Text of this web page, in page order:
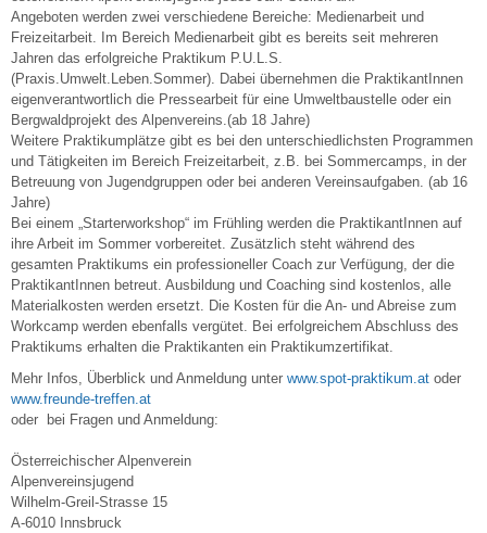
Angeboten werden zwei verschiedene Bereiche: Medienarbeit und
Freizeitarbeit. Im Bereich Medienarbeit gibt es bereits seit mehreren
Jahren das erfolgreiche Praktikum P.U.L.S.
(Praxis.Umwelt.Leben.Sommer). Dabei übernehmen die PraktikantInnen
eigenverantwortlich die Pressearbeit für eine Umweltbaustelle oder ein
Bergwaldprojekt des Alpenvereins.(ab 18 Jahre)
Weitere Praktikumplätze gibt es bei den unterschiedlichsten Programmen
und Tätigkeiten im Bereich Freizeitarbeit, z.B. bei Sommercamps, in der
Betreuung von Jugendgruppen oder bei anderen Vereinsaufgaben. (ab 16
Jahre)
Bei einem „Starterworkshop“ im Frühling werden die PraktikantInnen auf
ihre Arbeit im Sommer vorbereitet. Zusätzlich steht während des
gesamten Praktikums ein professioneller Coach zur Verfügung, der die
PraktikantInnen betreut. Ausbildung und Coaching sind kostenlos, alle
Materialkosten werden ersetzt. Die Kosten für die An- und Abreise zum
Workcamp werden ebenfalls vergütet. Bei erfolgreichem Abschluss des
Praktikums erhalten die Praktikanten ein Praktikumzertifikat.
Mehr Infos, Überblick und Anmeldung unter www.spot-praktikum.at oder
www.freunde-treffen.at
oder bei Fragen und Anmeldung:
Österreichischer Alpenverein
Alpenvereinsjugend
Wilhelm-Greil-Strasse 15
A-6010 Innsbruck